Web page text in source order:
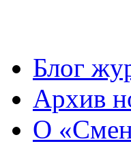
Блог
Архив
О